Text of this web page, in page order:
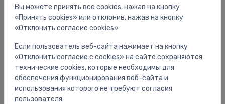
⬤ Держатель для туалетной бумаги Lounge, цвет:
мат. Черный
Вы можете принять все cookies, нажав на кнопку
«Принять cookies» или отклонив, нажав на кнопку
«Отклонить согласие cookies»
Если пользователь веб-сайта нажимает на кнопку
«Отклонить согласие с cookies» на сайте сохраняются
технические cookies, которые необходимы для
обеспечения функционирования веб-сайта и
использования которого не требуют согласия
пользователя.